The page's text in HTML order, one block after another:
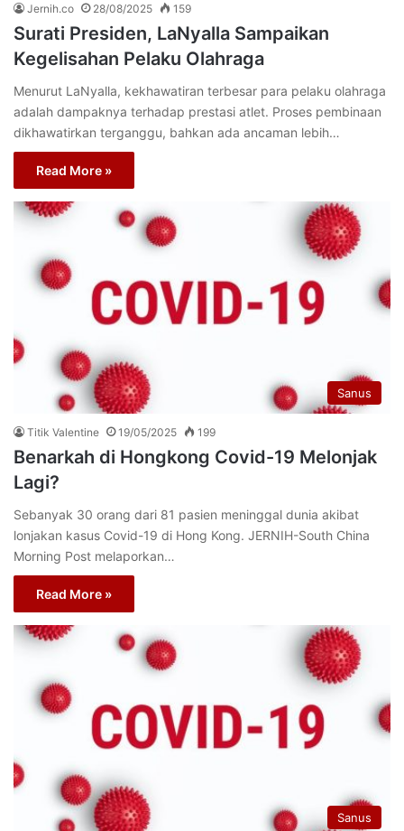
Jernih.co 28/08/2025 159
Surati Presiden, LaNyalla Sampaikan
Kegelisahan Pelaku Olahraga
Menurut LaNyalla, kekhawatiran terbesar para pelaku olahraga
adalah dampaknya terhadap prestasi atlet. Proses pembinaan
dikhawatirkan terganggu, bahkan ada ancaman lebih…
Read More »
Sanus
Titik Valentine 19/05/2025 199
Benarkah di Hongkong Covid-19 Melonjak
Lagi?
Sebanyak 30 orang dari 81 pasien meninggal dunia akibat
lonjakan kasus Covid-19 di Hong Kong. JERNIH-South China
Morning Post melaporkan…
Read More »
Sanus